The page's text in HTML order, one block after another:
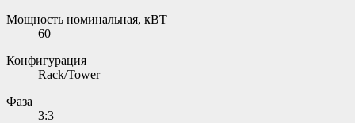
Мощность номинальная, кВТ
60
Конфигурация
Rack/Tower
Фаза
3:3